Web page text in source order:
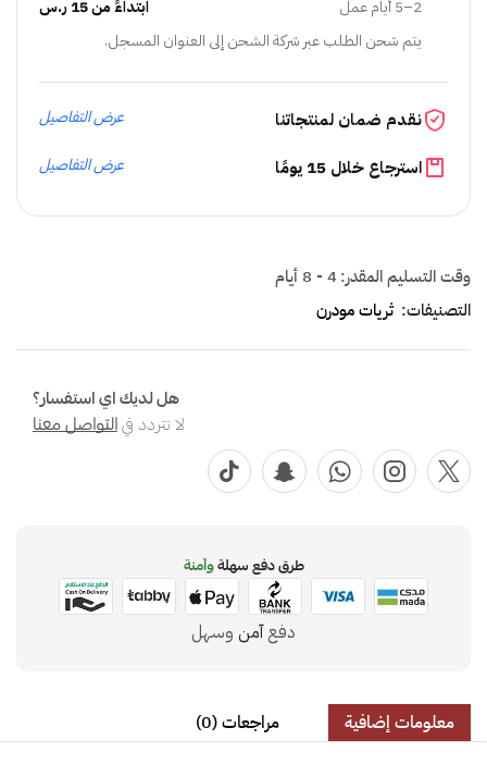
2–5 أيام عمل
ابتداءً من 15 ر.س
يتم شحن الطلب عبر شركة الشحن إلى العنوان المسجل.
نقدم ضمان لمنتجاتنا عرض التفاصيل
استرجاع خلال 15 يومًا عرض التفاصيل
وقت التسليم المقدر:4 - 8 أيام
التصنيفات: ثريات مودرن
هل لديك اي استفسار؟
لا تتردد فيالتواصل معنا
طرق دفع سهلةوآمنة
دفعآمن وسهل
معلومات إضافية مراجعات (0)